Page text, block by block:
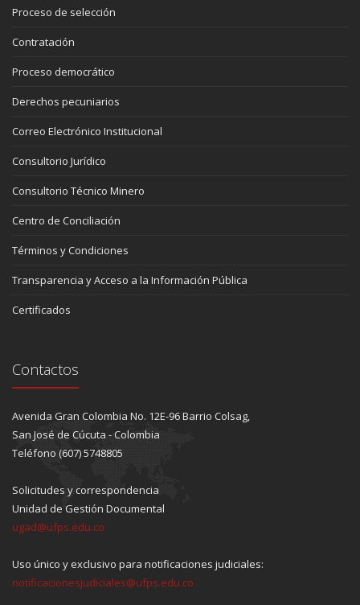
Proceso de selección
Contratación
Proceso democrático
Derechos pecuniarios
Correo Electrónico Institucional
Consultorio Jurídico
Consultorio Técnico Minero
Centro de Conciliación
Términos y Condiciones
Transparencia y Acceso a la Información Pública
Certificados
Contactos
Avenida Gran Colombia No. 12E-96 Barrio Colsag,
San José de Cúcuta - Colombia
Teléfono (607) 5748805
Solicitudes y correspondencia
Unidad de Gestión Documental
ugad@ufps.edu.co
Uso único y exclusivo para notificaciones judiciales:
notificacionesjudiciales@ufps.edu.co